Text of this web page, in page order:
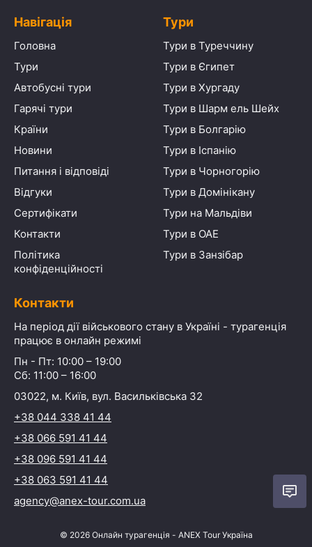
Навігація
Головна
Тури
Автобусні тури
Гарячі тури
Країни
Новини
Питання і відповіді
Відгуки
Сертифікати
Контакти
Політика
конфіденційності
Тури
Тури в Туреччину
Тури в Єгипет
Тури в Хургаду
Тури в Шарм ель Шейх
Тури в Болгарію
Тури в Іспанію
Тури в Чорногорію
Тури в Домінікану
Тури на Мальдіви
Тури в ОАЕ
Тури в Занзібар
Контакти
На період дії військового стану в Україні - турагенція
працює в онлайн режимі
Пн - Пт: 10:00 – 19:00
Сб: 11:00 – 16:00
03022, м. Київ, вул. Васильківська 32
+38 044 338 41 44
+38 066 591 41 44
+38 096 591 41 44
+38 063 591 41 44
agency@anex-tour.com.ua
© 2026 Онлайн турагенція - ANEX Tour Україна